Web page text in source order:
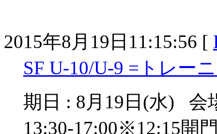
2015年8月19日11:15:56 [
SF U-10/U-9 =トレー
期日 : 8月19日(水)
13:30-17:00※12:15開